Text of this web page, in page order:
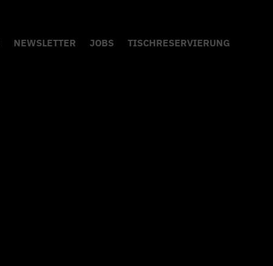
NEWSLETTER JOBS TISCHRESERVIERUNG